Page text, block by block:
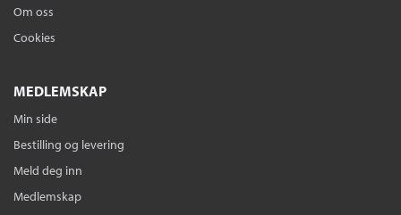
Om oss
Cookies
MEDLEMSKAP
Min side
Bestilling og levering
Meld deg inn
Medlemskap